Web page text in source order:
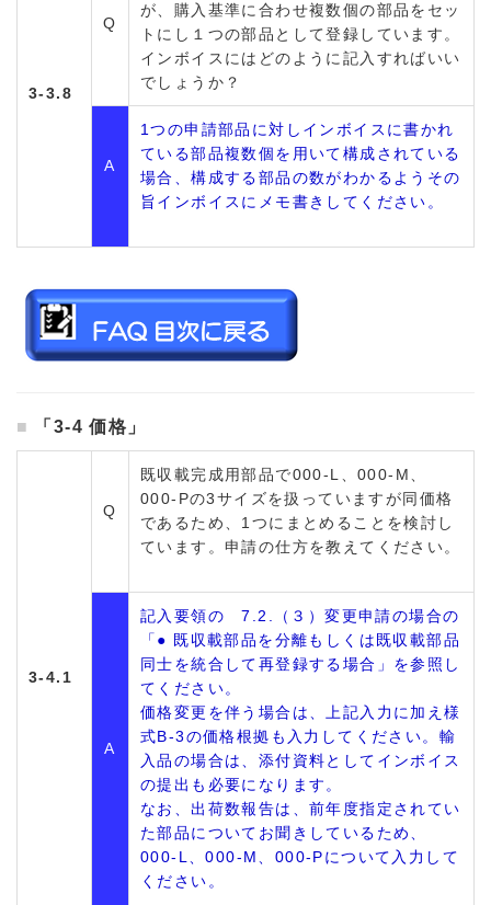
3-3.8
Q
が、購入基準に合わせ複数個の部品をセッ
トにし１つの部品として登録しています。
インボイスにはどのように記入すればいい
でしょうか？
A
1つの申請部品に対しインボイスに書かれ
ている部品複数個を用いて構成されている
場合、構成する部品の数がわかるようその
旨インボイスにメモ書きしてください。
「3-4 価格」
3-4.1
Q
既収載完成用部品で000-L、000-M、
000-Pの3サイズを扱っていますが同価格
であるため、1つにまとめることを検討し
ています。申請の仕方を教えてください。
A
記入要領の 7.2.（３）変更申請の場合の
「● 既収載部品を分離もしくは既収載部品
同士を統合して再登録する場合」を参照し
てください。
価格変更を伴う場合は、上記入力に加え様
式B-3の価格根拠も入力してください。輸
入品の場合は、添付資料としてインボイス
の提出も必要になります。
なお、出荷数報告は、前年度指定されてい
た部品についてお聞きしているため、
000-L、000-M、000-Pについて入力して
ください。